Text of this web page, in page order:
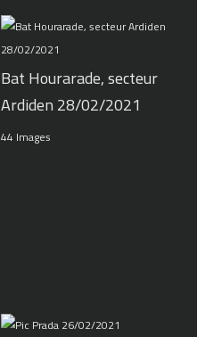
Bat Hourarade, secteur
Ardiden 28/02/2021
44 Images